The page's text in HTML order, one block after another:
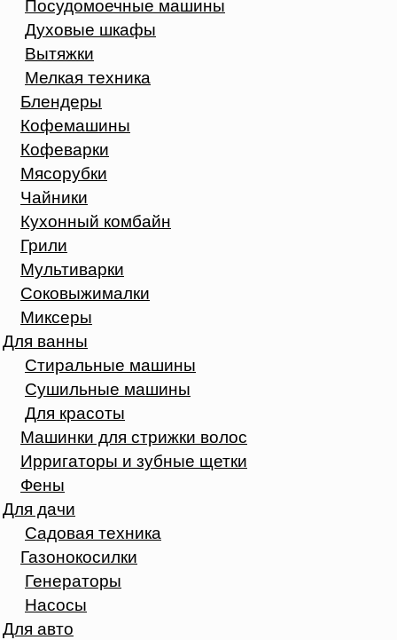
Духовые шкафы
Вытяжки
Мелкая техника
Блендеры
Кофемашины
Кофеварки
Мясорубки
Чайники
Кухонный комбайн
Грили
Мультиварки
Соковыжималки
Миксеры
Для ванны
Стиральные машины
Сушильные машины
Для красоты
Машинки для стрижки волос
Ирригаторы и зубные щетки
Фены
Для дачи
Садовая техника
Газонокосилки
Генераторы
Насосы
Для авто